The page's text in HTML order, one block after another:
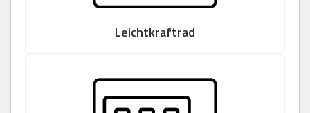
Leichtkraftrad